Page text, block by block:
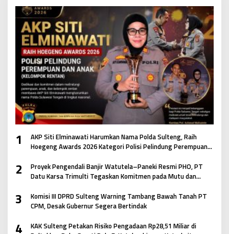
1
AKP Siti Elminawati Harumkan Nama Polda Sulteng, Raih
Hoegeng Awards 2026 Kategori Polisi Pelindung Perempuan
2
Proyek Pengendali Banjir Watutela–Paneki Resmi PHO, PT
Datu Karsa Trimulti Tegaskan Komitmen pada Mutu dan
3
Komisi III DPRD Sulteng Warning Tambang Bawah Tanah PT
CPM, Desak Gubernur Segera Bertindak
4
KAK Sulteng Petakan Risiko Pengadaan Rp28,51 Miliar di